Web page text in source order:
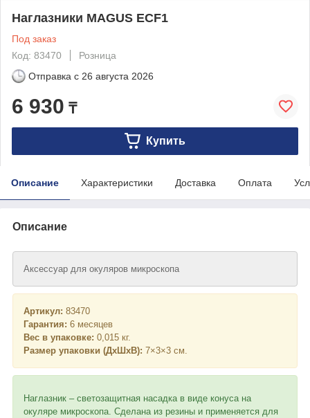
Наглазники MAGUS ECF1
Под заказ
Код: 83470
Розница
Отправка с 26 августа 2026
6 930 ₸
Купить
Описание Характеристики Доставка Оплата
Описание
Аксессуар для окуляров микроскопа
Артикул: 83470
Гарантия: 6 месяцев
Вес в упаковке: 0,015 кг.
Размер упаковки (ДхШхВ): 7×3×3 см.
Наглазник – светозащитная насадка в виде конуса на
окуляре микроскопа. Сделана из резины и применяется для